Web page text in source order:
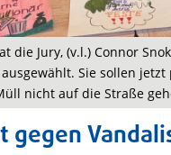
die Jury, (v.l.) Connor
Sie sollen
nicht auf die Straße